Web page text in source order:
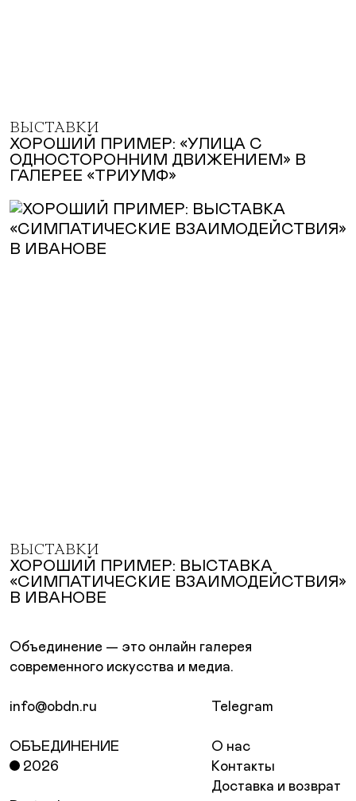
ВЫСТАВКИ
ХОРОШИЙ ПРИМЕР: «УЛИЦА С
ОДНОСТОРОННИМ ДВИЖЕНИЕМ» В
ГАЛЕРЕЕ «ТРИУМФ»
ВЫСТАВКИ
ХОРОШИЙ ПРИМЕР: ВЫСТАВКА
«СИМПАТИЧЕСКИЕ ВЗАИМОДЕЙСТВИЯ»
В ИВАНОВЕ
ОБЪЕДИНЕНИЕ
2026
Объединение — это онлайн галерея
современного искусства и медиа.
info@obdn.ru
О нас
Контакты
Доставка и возврат
Telegram